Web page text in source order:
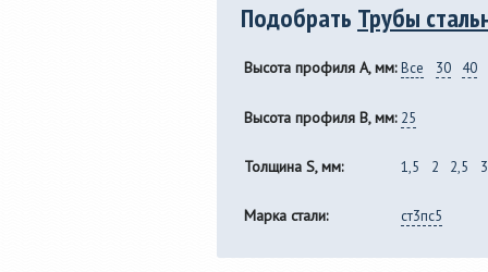
Подобрать Трубы
Высота профиля A, мм: Все 30 40
Высота профиля B, мм: 25
Толщина S, мм: 1,5 2 2,5 3
Марка стали: ст3пс5